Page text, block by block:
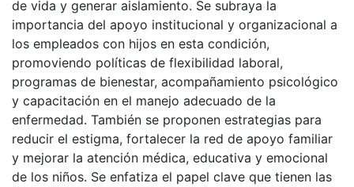
de vida y generar aislamiento. Se subraya la
importancia del apoyo institucional y organizacional a
los empleados con hijos en esta condición,
promoviendo políticas de flexibilidad laboral,
programas de bienestar, acompañamiento psicológico
y capacitación en el manejo adecuado de la
enfermedad. También se proponen estrategias para
reducir el estigma, fortalecer la red de apoyo familiar
y mejorar la atención médica, educativa y emocional
de los niños. Se enfatiza el papel clave que tienen las